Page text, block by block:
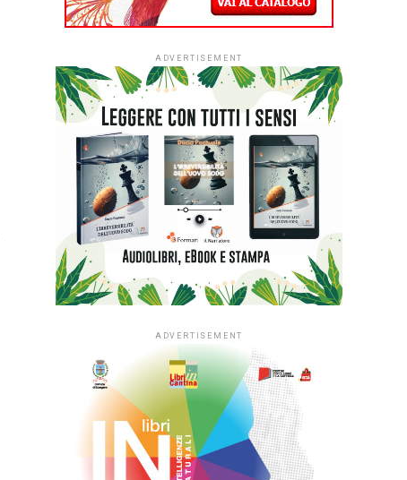
ADVERTISEMENT
ADVERTISEMENT